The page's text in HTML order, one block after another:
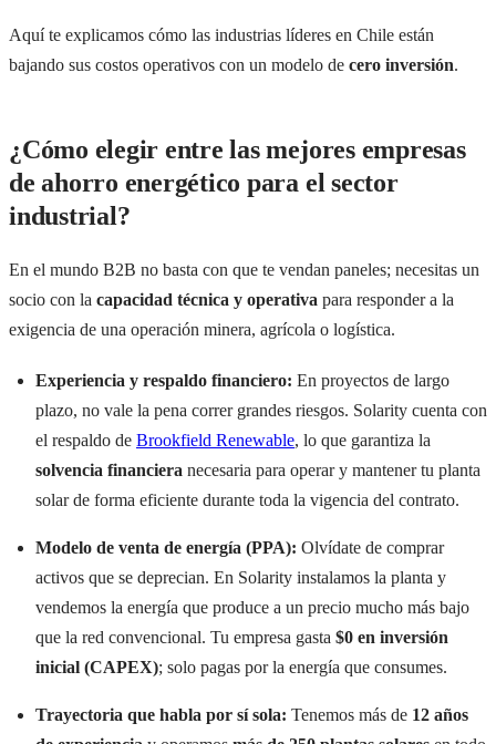
Aquí te explicamos cómo las industrias líderes en Chile están
bajando sus costos operativos con un modelo de cero inversión.
¿Cómo elegir entre las mejores empresas
de ahorro energético para el sector
industrial?
En el mundo B2B no basta con que te vendan paneles; necesitas un
socio con la capacidad técnica y operativa para responder a la
exigencia de una operación minera, agrícola o logística.
Experiencia y respaldo financiero: En proyectos de largo
plazo, no vale la pena correr grandes riesgos. Solarity cuenta con
el respaldo de Brookfield Renewable, lo que garantiza la
solvencia financiera necesaria para operar y mantener tu planta
solar de forma eficiente durante toda la vigencia del contrato.
Modelo de venta de energía (PPA): Olvídate de comprar
activos que se deprecian. En Solarity instalamos la planta y
vendemos la energía que produce a un precio mucho más bajo
que la red convencional. Tu empresa gasta $0 en inversión
inicial (CAPEX); solo pagas por la energía que consumes.
Trayectoria que habla por sí sola: Tenemos más de 12 años